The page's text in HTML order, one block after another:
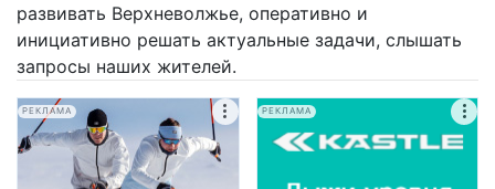
развивать Верхневолжье, оперативно и
инициативно решать актуальные задачи, слышать
запросы наших жителей.
РЕКЛАМА РЕКЛАМА